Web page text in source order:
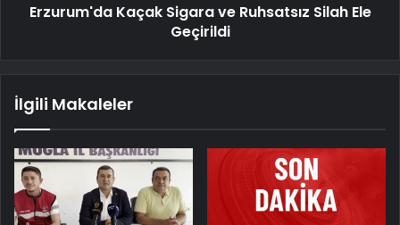
Erzurum'da Kaçak Sigara ve Ruhsatsız Silah Ele
Geçirildi
İlgili Makaleler